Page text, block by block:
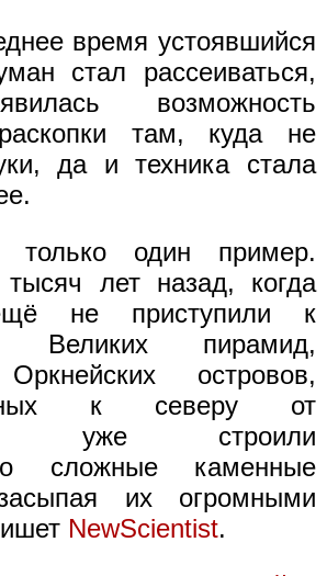
время устоявшийся
стал рассеиваться,
возможность
там, куда не
да и техника стала
только один пример.
лет назад, когда
не приступили к
Великих пирамид,
островов,
к северу от
уже строили
сложные каменные
их огромными
NewScientist.